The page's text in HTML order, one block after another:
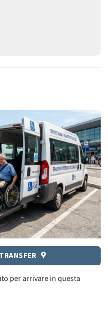
per arrivare in questa